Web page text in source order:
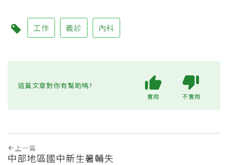
工作 義診 內科
這篇文章對你有幫助嗎?
實用 不實用
上一篇
中部地區國中新生暑輔失